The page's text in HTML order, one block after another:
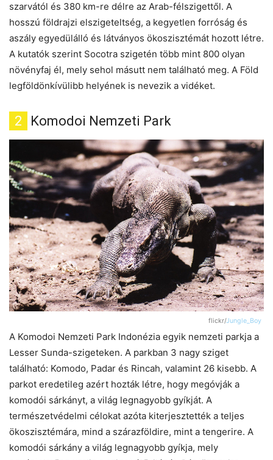
szarvától és 380 km-re délre az Arab-félszigettől. A
hosszú földrajzi elszigeteltség, a kegyetlen forróság és
aszály egyedülálló és látványos ökoszisztémát hozott létre.
A kutatók szerint Socotra szigetén több mint 800 olyan
növényfaj él, mely sehol másutt nem található meg. A Föld
legföldönkívülibb helyének is nevezik a vidéket.
2 Komodoi Nemzeti Park
flickr/Jungle_Boy
A Komodoi Nemzeti Park Indonézia egyik nemzeti parkja a
Lesser Sunda-szigeteken. A parkban 3 nagy sziget
található: Komodo, Padar és Rincah, valamint 26 kisebb. A
parkot eredetileg azért hozták létre, hogy megóvják a
komodói sárkányt, a világ legnagyobb gyíkját. A
természetvédelmi célokat azóta kiterjesztették a teljes
ökoszisztémára, mind a szárazföldire, mint a tengerire. A
komodói sárkány a világ legnagyobb gyíkja, mely